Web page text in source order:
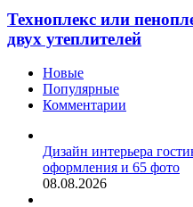
Техноплекс или
двух утеплителей
Новые
Популярные
Комментарии
Дизайн интерьера
оформления и 65 фото
08.08.2026